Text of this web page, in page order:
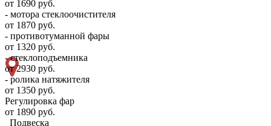
от 1690 руб.
- мотора стеклоочистителя
от 1870 руб.
- противотуманной фары
от 1320 руб.
- стеклоподъемника
от 2930 руб.
- ролика натяжителя
от 1350 руб.
Регулировка фар
от 1890 руб.
Подвеска